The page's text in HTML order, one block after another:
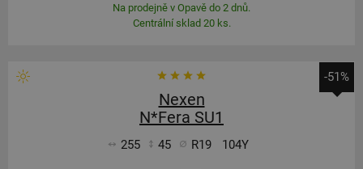
Na prodejně v Opavě do 2 dnů.
Centrální sklad 20 ks.
-51%
Nexen
N*Fera SU1
255 45 R19 104Y